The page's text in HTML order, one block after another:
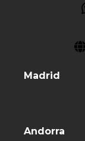
Madrid
Andorra